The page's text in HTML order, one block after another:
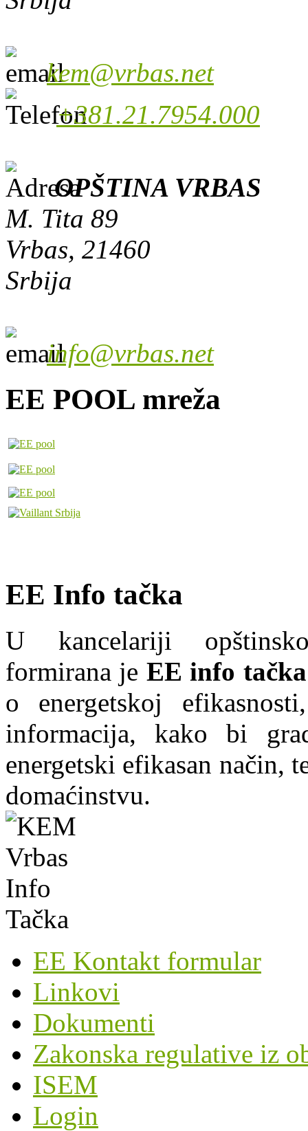
kem@vrbas.net
+381.21.7954.000
OPŠTINA VRBAS
M. Tita 89
Vrbas, 21460
Srbija
info@vrbas.net
EE POOL mreža
EE Info tačka
U kancelariji
formirana je EE info tačka
o energetskoj
informacija, kako bi
energetski efikasan način,
domaćinstvu.
EE Kontakt formular
Linkovi
Dokumenti
Zakonska regulative iz
ISEM
Login